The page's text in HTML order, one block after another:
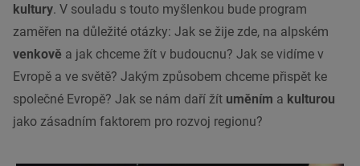
kultury. V souladu s touto myšlenkou bude program
zaměřen na důležité otázky: Jak se žije zde, na alpském
venkově a jak chceme žít v budoucnu? Jak se vidíme v
Evropě a ve světě? Jakým způsobem chceme přispět ke
společné Evropě? Jak se nám daří žít uměním a kulturou
jako zásadním faktorem pro rozvoj regionu?